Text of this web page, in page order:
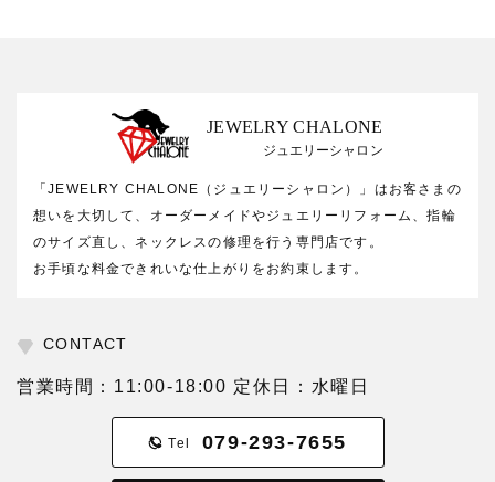
JEWELRY CHALONE
ジュエリーシャロン
「JEWELRY CHALONE（ジュエリーシャロン）」はお客さまの
想いを大切して、オーダーメイドやジュエリーリフォーム、指輪
のサイズ直し、ネックレスの修理を行う専門店です。
お手頃な料金できれいな仕上がりをお約束します。
CONTACT
営業時間：11:00-18:00 定休日：水曜日
Tel 079-293-7655